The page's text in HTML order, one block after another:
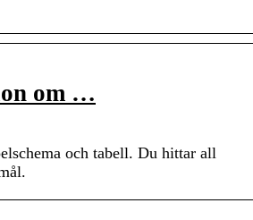
om …
och tabell. Du hittar all